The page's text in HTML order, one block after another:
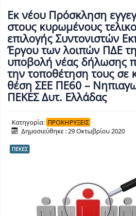
Εκ νέου Πρόσκληση
στους κυρωμένους
επιλογής Συντονιστών
Έργου των λοιπών ΠΔΕ
υποβολή νέας δήλωσης
την τοποθέτηση τους σε
θέση ΣΕΕ ΠΕ60 –
ΠΕΚΕΣ Δυτ. Ελλάδας
Κατηγορία: ΠΡΟΚΗΡΥΞΕΙΣ
Δημοσιεύθηκε : 29 Οκτωβρίου 2020
ΠΕΚΕΣ